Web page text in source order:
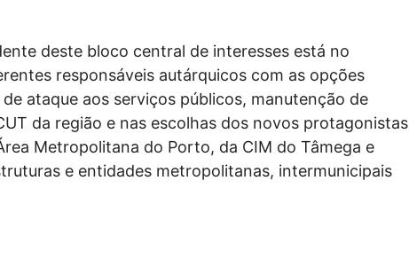
deste bloco central de interesses está no
responsáveis autárquicos com as opções
ataque aos serviços públicos, manutenção de
da região e nas escolhas dos novos protagonistas
Metropolitana do Porto, da CIM do Tâmega e
e entidades metropolitanas, intermunicipais